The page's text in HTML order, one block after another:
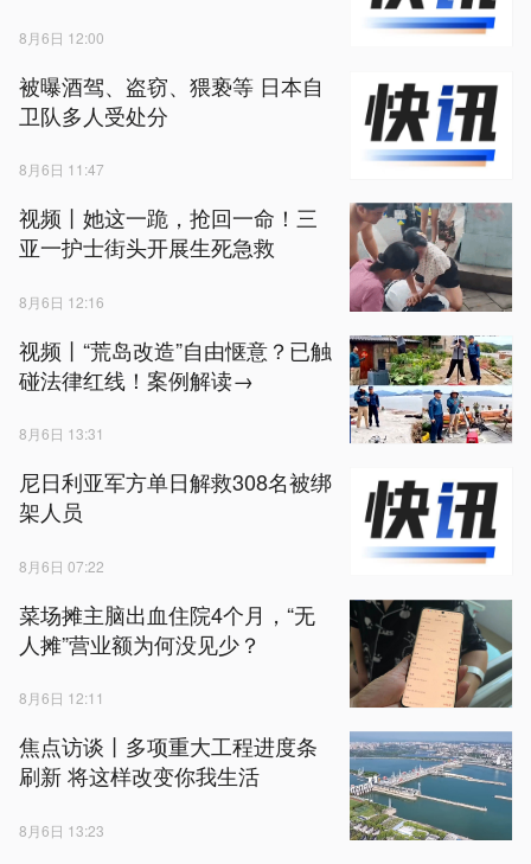
8月6日 12:00
被曝酒驾、盗窃、猥亵等 日本自
卫队多人受处分
8月6日 11:47
视频丨她这一跪，抢回一命！三
亚一护士街头开展生死急救
8月6日 12:16
视频丨“荒岛改造”自由惬意？已触
碰法律红线！案例解读→
8月6日 13:31
尼日利亚军方单日解救308名被绑
架人员
8月6日 07:22
菜场摊主脑出血住院4个月，“无
人摊”营业额为何没见少？
8月6日 12:11
焦点访谈丨多项重大工程进度条
刷新 将这样改变你我生活
8月6日 13:23